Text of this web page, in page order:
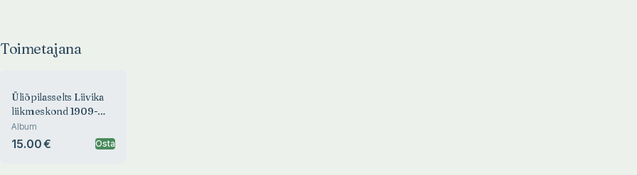
Toimetajana
Üliõpilasselts Liivika
liikmeskond 1909-
2003
Album
15.00 € Osta